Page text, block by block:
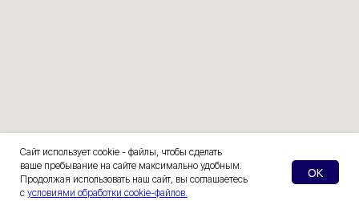
Сайт использует cookie - файлы, чтобы сделать
ваше пребывание на сайте максимально удобным.
Продолжая использовать наш сайт, вы соглашаетесь
с условиями обработки cookie-файлов.
OK